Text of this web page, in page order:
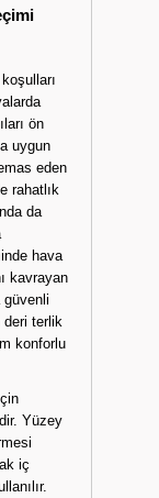
ön
uygun
eden
rahatlık
da
hava
kavrayan
güvenli
deri terlik
konforlu
Yüzey
iç